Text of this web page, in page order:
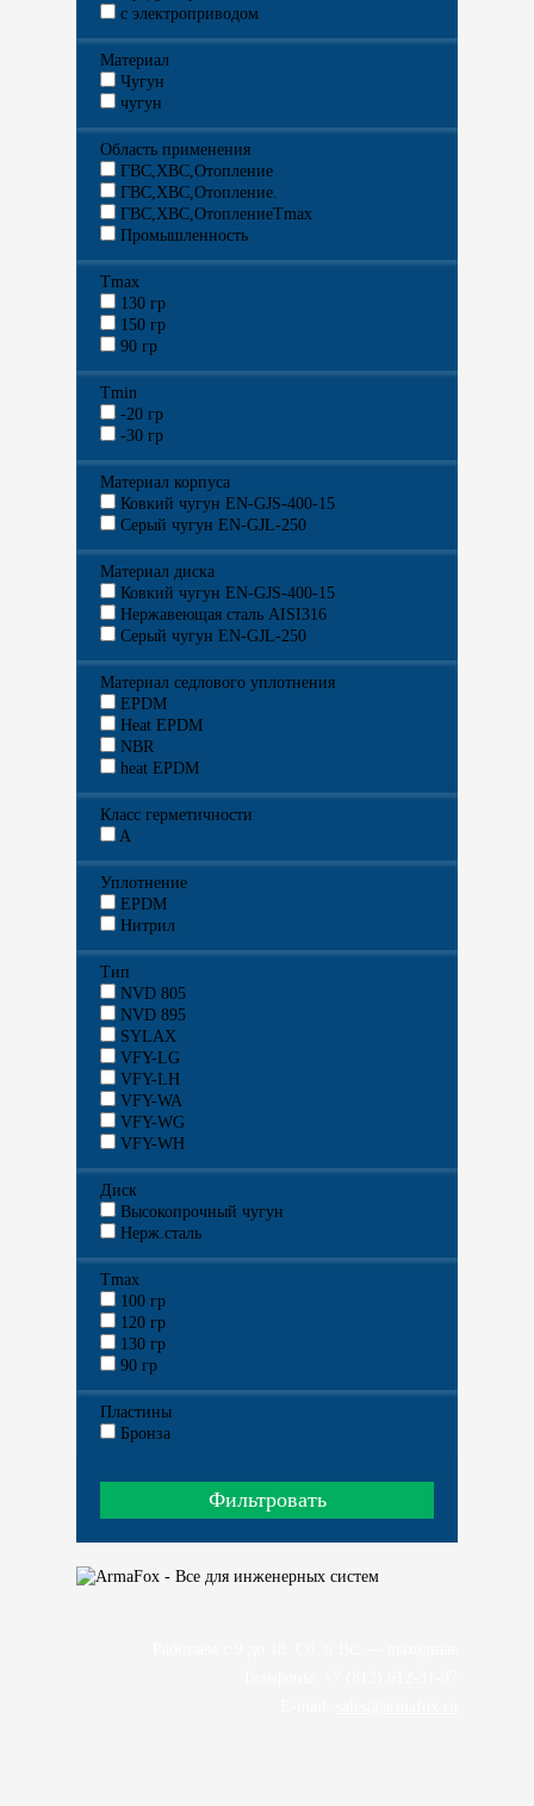
с электроприводом
Материал
Чугун
чугун
Область применения
ГВС,ХВС,Отопление
ГВС,ХВС,Отопление.
ГВС,ХВС,ОтоплениеTmax
Промышленность
Tmax
130 гр
150 гр
90 гр
Tmin
-20 гр
-30 гр
Материал корпуса
Ковкий чугун EN-GJS-400-15
Серый чугун EN-GJL-250
Материал диска
Ковкий чугун EN-GJS-400-15
Нержавеющая сталь AISI316
Серый чугун EN-GJL-250
Материал седлового уплотнения
EPDM
Heat EPDM
NBR
heat EPDM
Класс герметичности
A
Уплотнение
EPDM
Нитрил
Тип
NVD 805
NVD 895
SYLAX
VFY-LG
VFY-LH
VFY-WA
VFY-WG
VFY-WH
Диск
Высокопрочный чугун
Нерж.сталь
Тmax
100 гр
120 гр
130 гр
90 гр
Пластины
Бронза